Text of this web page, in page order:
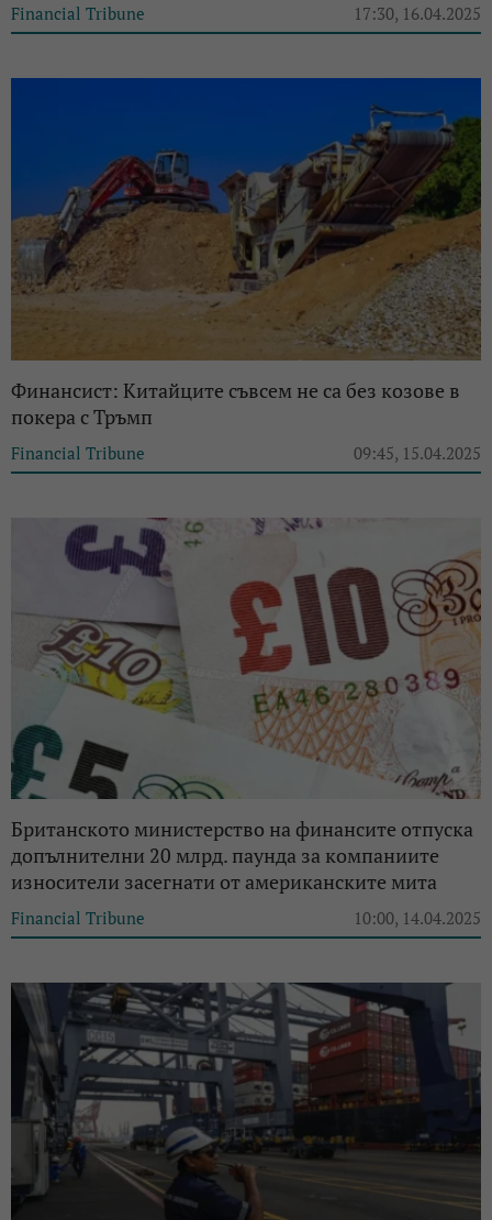
Financial Tribune 17:30, 16.04.2025
Финансист: Китайците съвсем не са без козове в
покера с Тръмп
Financial Tribune 09:45, 15.04.2025
Британското министерство на финансите отпуска
допълнителни 20 млрд. паунда за компаниите
износители засегнати от американските мита
Financial Tribune 10:00, 14.04.2025